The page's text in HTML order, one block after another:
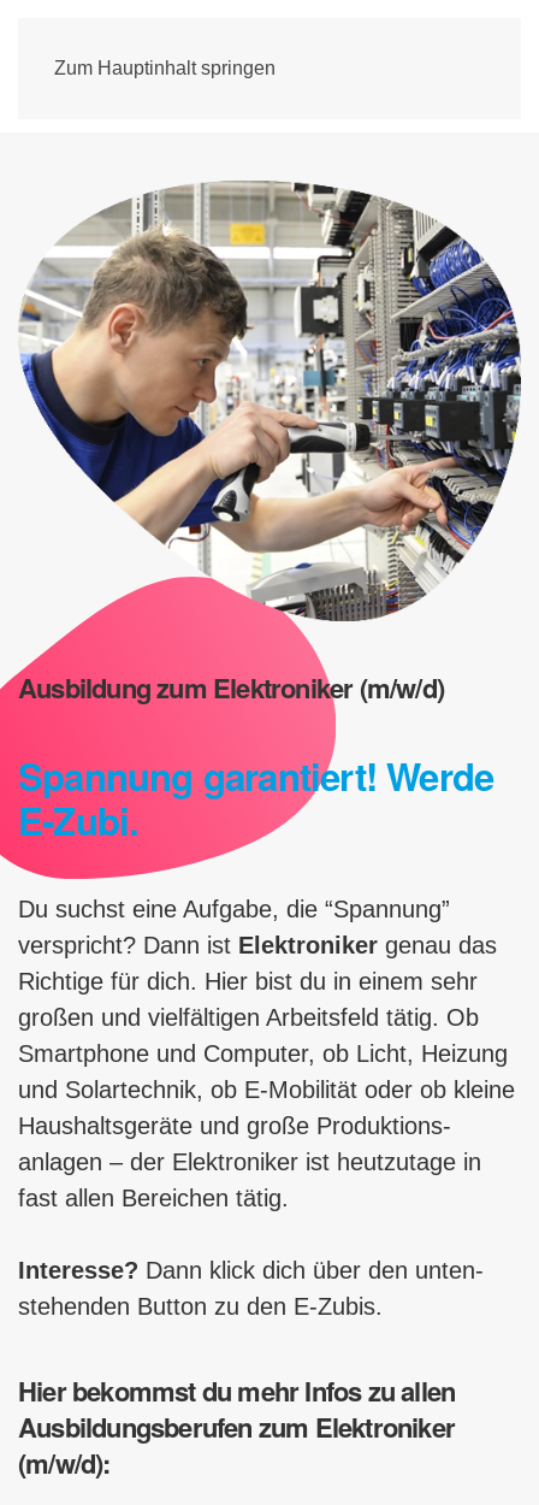
Zum Hauptinhalt springen
Ausbildung zum Elektroniker (m/w/d)
Spannung garantiert! Werde
E-Zubi.
Du suchst eine Aufgabe, die “Spannung”
verspricht? Dann ist Elektroniker genau das
Richtige für dich. Hier bist du in einem sehr
großen und vielfältigen Arbeitsfeld tätig. Ob
Smartphone und Computer, ob Licht, Heizung
und Solartechnik, ob E-Mobilität oder ob kleine
Haushaltsgeräte und große Produk­tions­
anlagen – der Elektroniker ist heutzutage in
fast allen Bereichen tätig.
Interesse? Dann klick dich über den unten­
stehenden Button zu den E-Zubis.
Hier bekommst du mehr Infos zu allen
Ausbildungsberufen zum Elektroniker
(m/w/d):